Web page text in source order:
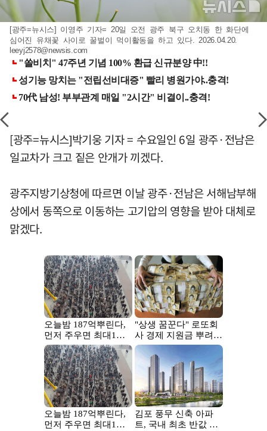
[광주=뉴시스] 이영주 기자= 20일 오전 광주 북구 오치동 한 화단에
심어진 유채꽃 사이로 꿀벌이 먹이활동을 하고 있다. 2026.04.20.
leeyj2578@newsis.com
[광주=뉴시스]박기웅 기자 = 수요일인 6일 광주·전남은
일교차가 크고 짙은 안개가 끼겠다.
광주지방기상청에 따르면 이날 광주·전남은 서해남부해
상에서 동쪽으로 이동하는 고기압의 영향을 받아 대체로
맑겠다.